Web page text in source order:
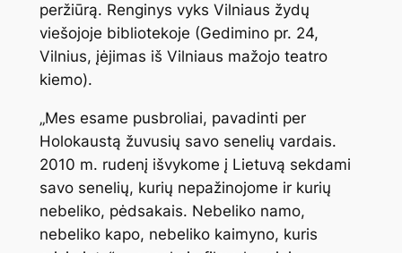
peržiūrą. Renginys vyks Vilniaus žydų
viešojoje bibliotekoje (Gedimino pr. 24,
Vilnius, įėjimas iš Vilniaus mažojo teatro
kiemo).
„Mes esame pusbroliai, pavadinti per
Holokaustą žuvusių savo senelių vardais.
2010 m. rudenį išvykome į Lietuvą sekdami
savo senelių, kurių nepažinojome ir kurių
nebeliko, pėdsakais. Nebeliko namo,
nebeliko kapo, nebeliko kaimyno, kuris